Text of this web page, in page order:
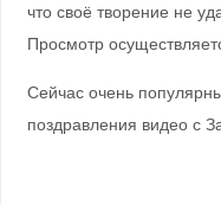
что своё творение не
Просмотр
Сейчас очень
поздравления видео с